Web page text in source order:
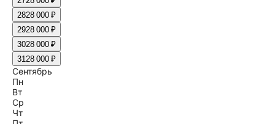
2828 000 ₽
2928 000 ₽
3028 000 ₽
3128 000 ₽
Сентябрь
Пн
Вт
Ср
Чт